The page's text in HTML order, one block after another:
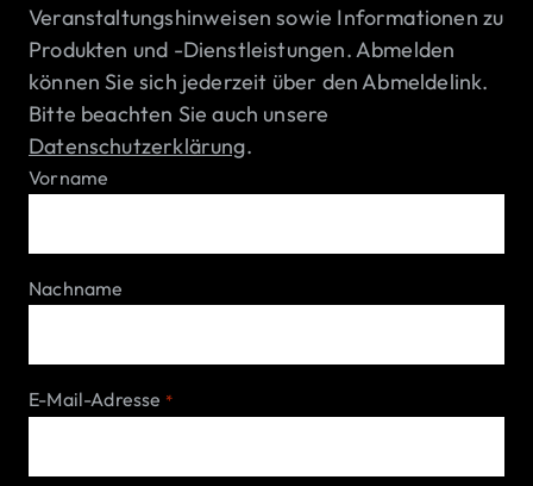
Veranstaltungshinweisen sowie Informationen zu
Produkten und -Dienstleistungen. Abmelden
können Sie sich jederzeit über den Abmeldelink.
Bitte beachten Sie auch unsere
Datenschutzerklärung.
Vorname
Nachname
E-Mail-Adresse *